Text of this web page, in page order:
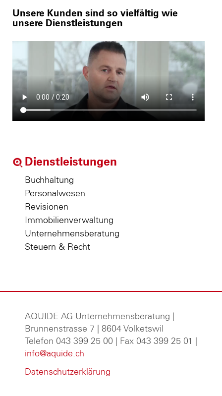
Unsere Kunden sind so vielfältig wie
unsere Dienstleistungen
Dienstleistungen
Buchhaltung
Personalwesen
Revisionen
Immobilienverwaltung
Unternehmensberatung
Steuern & Recht
AQUIDE AG Unternehmensberatung
Brunnenstrasse 7 | 8604 Volketswil
Telefon 043 399 25 00 | Fax 043 399 25 01 |
info@aquide.ch
Datenschutzerklärung